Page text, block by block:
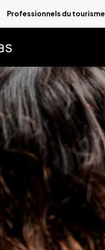
Professionnels du tourisme